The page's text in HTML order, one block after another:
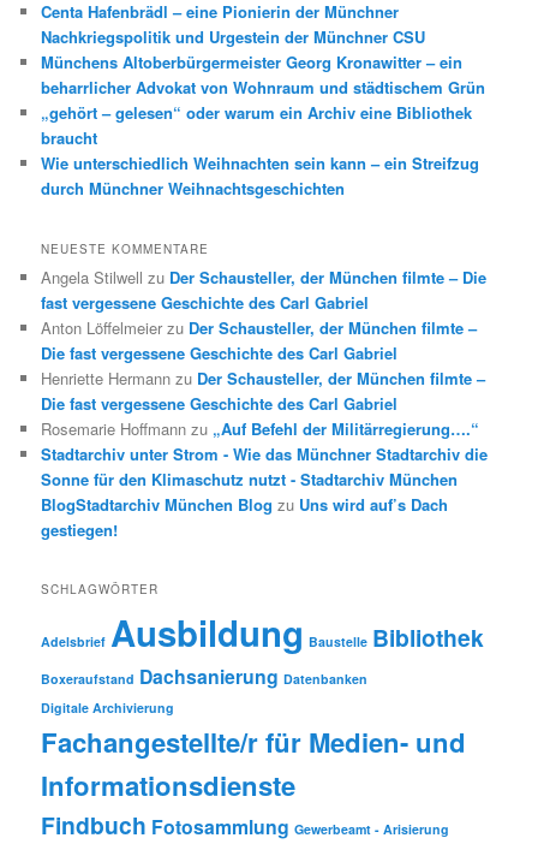
Centa Hafenbrädl – eine Pionierin der Münchner
Nachkriegspolitik und Urgestein der Münchner CSU
Münchens Altoberbürgermeister Georg Kronawitter – ein
beharrlicher Advokat von Wohnraum und städtischem Grün
„gehört – gelesen“ oder warum ein Archiv eine Bibliothek
braucht
Wie unterschiedlich Weihnachten sein kann – ein Streifzug
durch Münchner Weihnachtsgeschichten
NEUESTE KOMMENTARE
Angela Stilwell zu Der Schausteller, der München filmte – Die
fast vergessene Geschichte des Carl Gabriel
Anton Löffelmeier zu Der Schausteller, der München filmte –
Die fast vergessene Geschichte des Carl Gabriel
Henriette Hermann zu Der Schausteller, der München filmte –
Die fast vergessene Geschichte des Carl Gabriel
Rosemarie Hoffmann zu „Auf Befehl der Militärregierung….“
Stadtarchiv unter Strom - Wie das Münchner Stadtarchiv die
Sonne für den Klimaschutz nutzt - Stadtarchiv München
BlogStadtarchiv München Blog zu Uns wird auf’s Dach
gestiegen!
SCHLAGWÖRTER
Adelsbrief Ausbildung Baustelle Bibliothek
Boxeraufstand Dachsanierung Datenbanken
Digitale Archivierung
Fachangestellte/r für Medien- und
Informationsdienste
Findbuch Fotosammlung Gewerbeamt - Arisierung